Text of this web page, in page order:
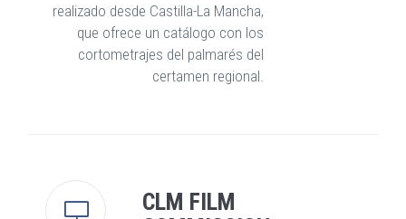
realizado desde Castilla-La Mancha,
que ofrece un catálogo con los
cortometrajes del palmarés del
certamen regional.
CLM FILM